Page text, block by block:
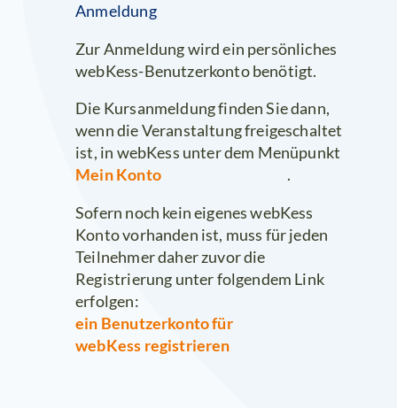
Anmeldung
Zur Anmeldung wird ein persönliches
webKess-Benutzerkonto benötigt.
Die Kursanmeldung finden Sie dann,
wenn die Veranstaltung freigeschaltet
ist, in webKess unter dem Menüpunkt
Mein Konto .
Sofern noch kein eigenes webKess
Konto vorhanden ist, muss für jeden
Teilnehmer daher zuvor die
Registrierung unter folgendem Link
erfolgen:
ein Benutzerkonto für
webKess registrieren